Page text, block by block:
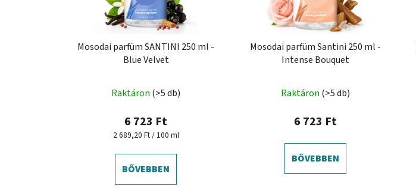
Mosodai parfüm SANTINI 250 ml -
Blue Velvet
Raktáron (>5 db)
6 723 Ft
Egységár:
2 689,20 Ft / 100 ml
BŐVEBBEN
Mosodai parfüm Santini 250 ml -
Intense Bouquet
termék
átlagos
5-
ből
Raktáron (>5 db)
6 723 Ft
BŐVEBBEN